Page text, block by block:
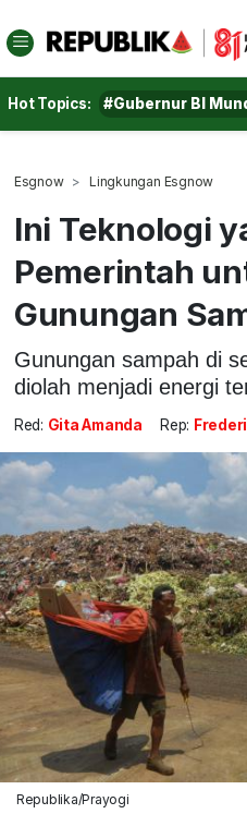
Hot Topics: #Gubernur BI
Esgnow Lingkungan Esgnow
Ini Teknologi
Pemerintah
Gunungan
Gunungan sampah di
diolah menjadi energi
Red: Gita Amanda Rep:
Republika/Prayogi